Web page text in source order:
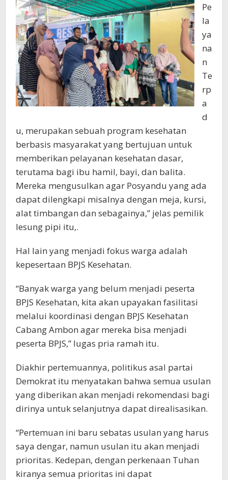
Pe
la
ya
na
n
Te
rp
a
d
u, merupakan sebuah program kesehatan
berbasis masyarakat yang bertujuan untuk
memberikan pelayanan kesehatan dasar,
terutama bagi ibu hamil, bayi, dan balita.
Mereka mengusulkan agar Posyandu yang ada
dapat dilengkapi misalnya dengan meja, kursi,
alat timbangan dan sebagainya,” jelas pemilik
lesung pipi itu,.
Hal lain yang menjadi fokus warga adalah
kepesertaan BPJS Kesehatan.
“Banyak warga yang belum menjadi peserta
BPJS Kesehatan, kita akan upayakan fasilitasi
melalui koordinasi dengan BPJS Kesehatan
Cabang Ambon agar mereka bisa menjadi
peserta BPJS,” lugas pria ramah itu.
Diakhir pertemuannya, politikus asal partai
Demokrat itu menyatakan bahwa semua usulan
yang diberikan akan menjadi rekomendasi bagi
dirinya untuk selanjutnya dapat direalisasikan.
“Pertemuan ini baru sebatas usulan yang harus
saya dengar, namun usulan itu akan menjadi
prioritas. Kedepan, dengan perkenaan Tuhan
kiranya semua prioritas ini dapat